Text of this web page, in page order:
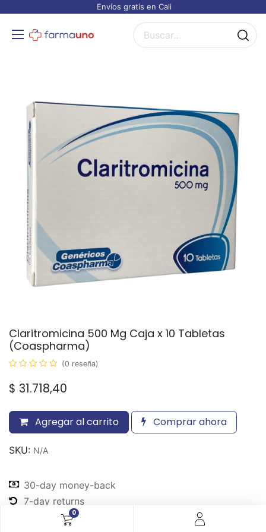
0
Envíos gratis en Cali
Claritromicina 500 Mg Caja x 10 Tabletas
(Coaspharma)
(0 reseña)
$ 31.718,40
Agregar al carrito Comprar ahora
SKU: N/A
30-day money-back
7-day returns
Shipping: 2-3 Days